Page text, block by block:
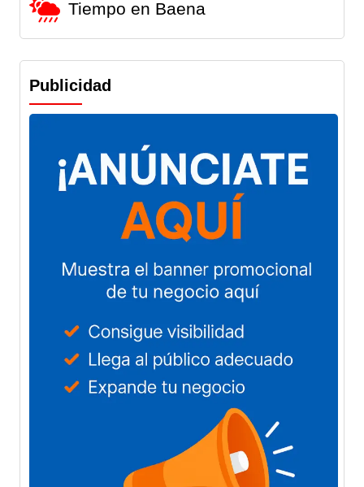
Tiempo en Baena
Publicidad